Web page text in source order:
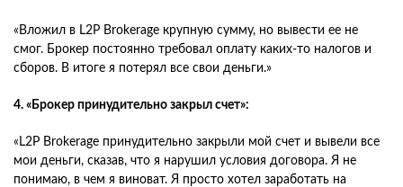
«Вложил в L2P Brokerage крупную сумму, но вывести ее не
смог. Брокер постоянно требовал оплату каких-то налогов и
сборов. В итоге я потерял все свои деньги.»
4. «Брокер принудительно закрыл счет»:
«L2P Brokerage принудительно закрыли мой счет и вывели все
мои деньги, сказав, что я нарушил условия договора. Я не
понимаю, в чем я виноват. Я просто хотел заработать на